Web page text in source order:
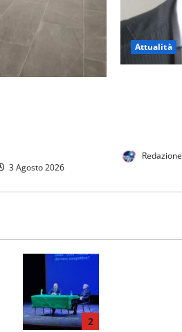
3 Agosto 2026
Attualità
Redazione
2